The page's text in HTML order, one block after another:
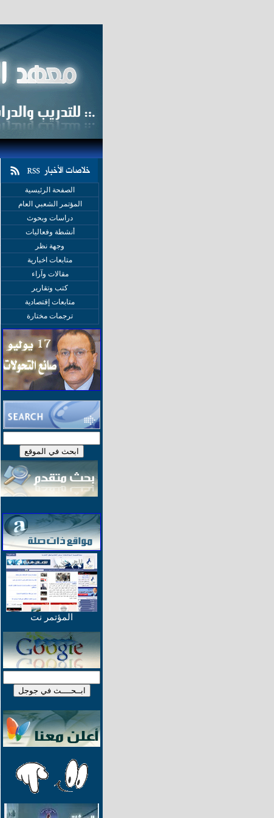
الصفحة الرئيسية
المؤتمر الشعبي العام
دراسات وبحوث
أنشطة وفعاليات
وجهة نظر
متابعات اخبارية
مقالات وآراء
كتب وتقارير
متابعات إقتصادية
ترجمات مختارة
المؤتمر نت